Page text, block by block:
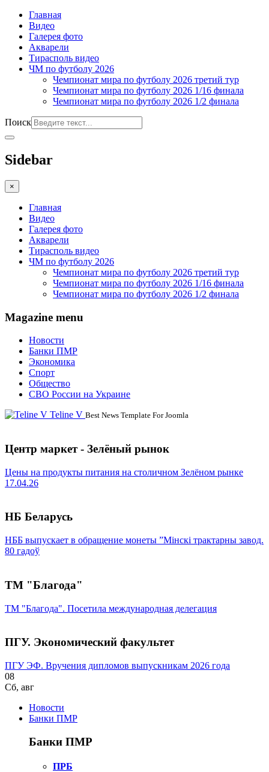
Главная
Видео
Галерея фото
Акварели
Тирасполь видео
ЧМ по футболу 2026
Чемпионат мира по футболу 2026 третий тур
Чемпионат мира по футболу 2026 1/16 финала
Чемпионат мира по футболу 2026 1/2 финала
Поиск
Sidebar
×
Главная
Видео
Галерея фото
Акварели
Тирасполь видео
ЧМ по футболу 2026
Чемпионат мира по футболу 2026 третий тур
Чемпионат мира по футболу 2026 1/16 финала
Чемпионат мира по футболу 2026 1/2 финала
Magazine menu
Новости
Банки ПМР
Экономика
Спорт
Общество
СВО России на Украине
Teline V Best News Template For Joomla
Центр маркет - Зелёный рынок
Цены на продукты питания на столичном Зелёном рынке
17.04.26
НБ Беларусь
НББ выпускает в обращение монеты ”Мінскі трактарны завод.
80 гадоў
ТМ "Благода"
ТМ "Благода". Посетила международная делегация
ПГУ. Экономический факультет
ПГУ ЭФ. Вручения дипломов выпускникам 2026 года
08
Сб, авг
Новости
Банки ПМР
Банки ПМР
ПРБ